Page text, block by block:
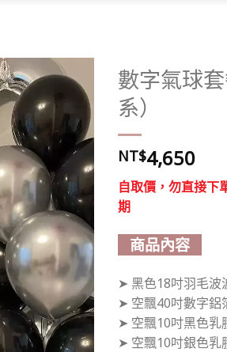
Add to
wishlist
數字氣球
系）
NT$4,650
自取價，勿直接下
期
商品內容
➤ 黑色18吋羽毛波
➤ 空飄40吋數字鋁
➤ 空飄10吋黑色乳
➤ 空飄10吋銀色乳